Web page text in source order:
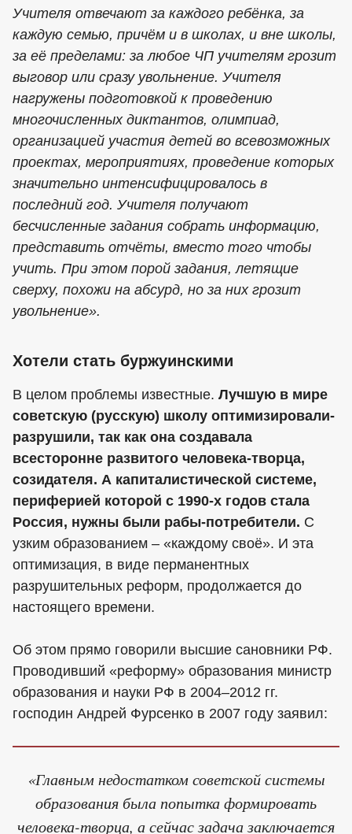
Учителя отвечают за каждого ребёнка, за
каждую семью, причём и в школах, и вне школы,
за её пределами: за любое ЧП учителям грозит
выговор или сразу увольнение. Учителя
нагружены подготовкой к проведению
многочисленных диктантов, олимпиад,
организацией участия детей во всевозможных
проектах, мероприятиях, проведение которых
значительно интенсифицировалось в
последний год. Учителя получают
бесчисленные задания собрать информацию,
представить отчёты, вместо того чтобы
учить. При этом порой задания, летящие
сверху, похожи на абсурд, но за них грозит
увольнение».
Хотели стать буржуинскими
В целом проблемы известные. Лучшую в мире
советскую (русскую) школу оптимизировали-
разрушили, так как она создавала
всесторонне развитого человека-творца,
созидателя. А капиталистической системе,
периферией которой с 1990-х годов стала
Россия, нужны были рабы-потребители. С
узким образованием – «каждому своё». И эта
оптимизация, в виде перманентных
разрушительных реформ, продолжается до
настоящего времени.
Об этом прямо говорили высшие сановники РФ.
Проводивший «реформу» образования министр
образования и науки РФ в 2004–2012 гг.
господин Андрей Фурсенко в 2007 году заявил:
«Главным недостатком советской системы
образования была попытка формировать
человека-творца, а сейчас задача заключается